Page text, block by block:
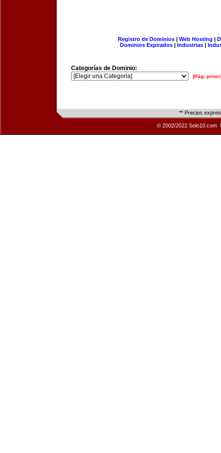
Registro de Dominios| Web Hosting |
Dominios Expirados | Industrias |
Categorías de Dominio:
[Pág.
** Precios
© 2002/2022 Solo10.com